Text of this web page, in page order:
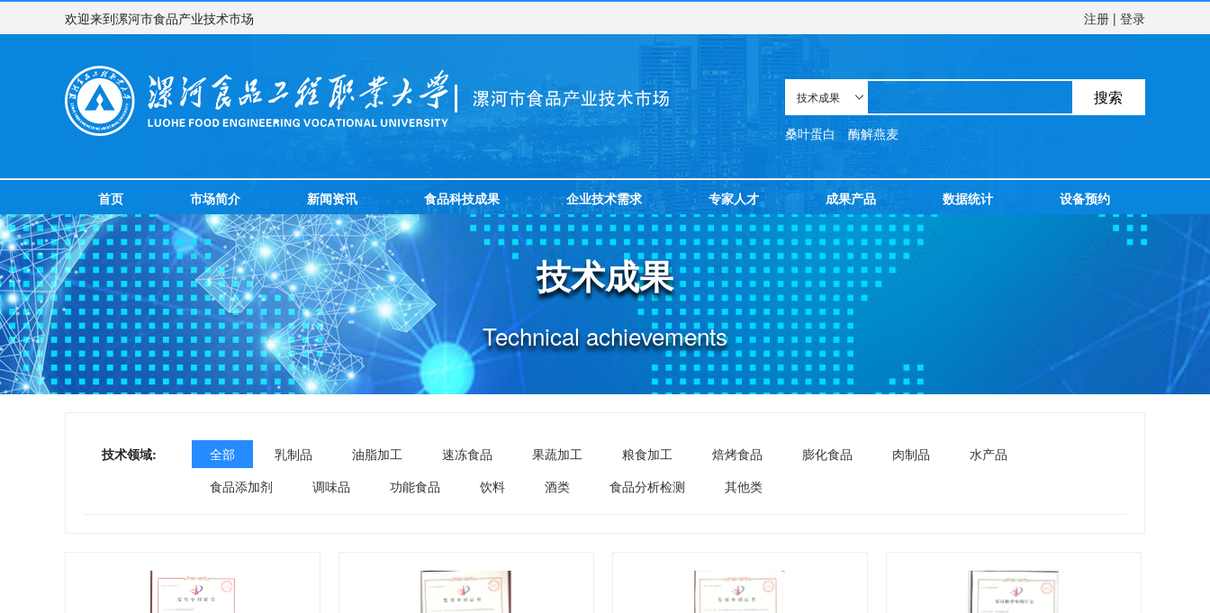
欢迎来到漯河市食品产业技术市场 注册 | 登录
技术成果  搜索
桑叶蛋白 酶解燕麦
首页 市场简介 新闻资讯 食品科技成果 企业技术需求 专家人才 成果产品 数据统计 设备预约
技术成果
Technical achievements
技术领域: 全部 乳制品 油脂加工 速冻食品 果蔬加工 粮食加工 焙烤食品 膨化食品 肉制品
水产品
食品添加剂
调味品 功能食品 饮料 酒类 食品分析检测 其他类